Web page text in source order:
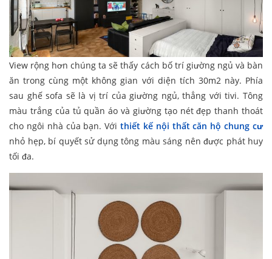
View rộng hơn chúng ta sẽ thấy cách bố trí giường ngủ và bàn
ăn trong cùng một không gian với diện tích 30m2 này. Phía
sau ghế sofa sẽ là vị trí của giường ngủ, thẳng với tivi. Tông
màu trắng của tủ quần áo và giường tạo nét đẹp thanh thoát
cho ngôi nhà của bạn. Vớithiết kế nội thất căn hộ chung cư
nhỏ hẹp, bí quyết sử dụng tông màu sáng nên được phát huy
tối đa.